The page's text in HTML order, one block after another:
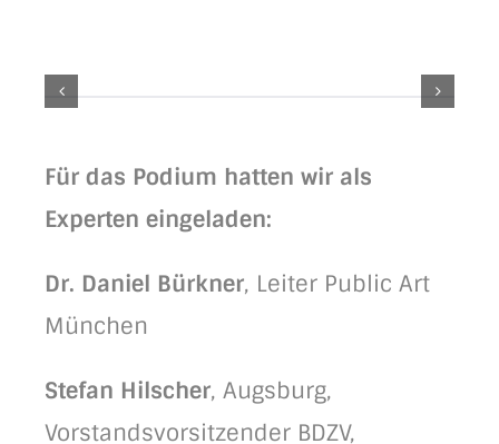
Für das Podium hatten wir als
Experten eingeladen:
Dr. Daniel Bürkner, Leiter Public Art
München
Stefan Hilscher, Augsburg,
Vorstandsvorsitzender BDZV,